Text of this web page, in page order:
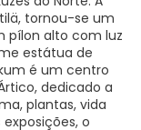
tornou-se um
pílon alto com luz
estátua de
é um centro
dedicado a
plantas, vida
o